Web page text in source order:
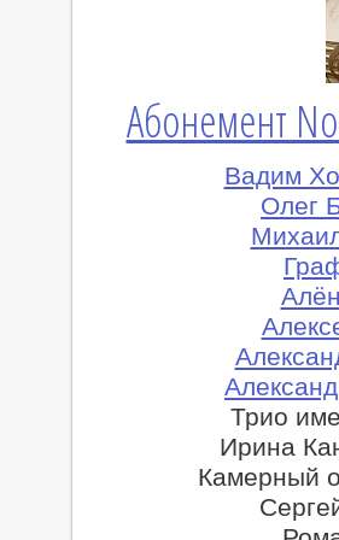
Абонемент
Вадим
Олег
Трио
Ирина
Камерный